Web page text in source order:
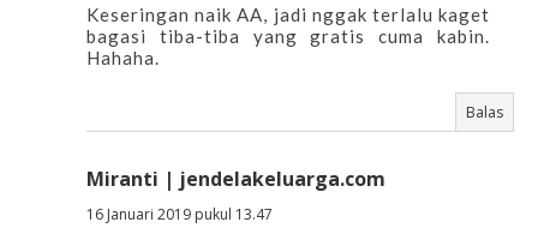
Keseringan naik AA, jadi nggak terlalu kaget
bagasi tiba-tiba yang gratis cuma kabin.
Hahaha.
Balas
Miranti | jendelakeluarga.com
16 Januari 2019 pukul 13.47